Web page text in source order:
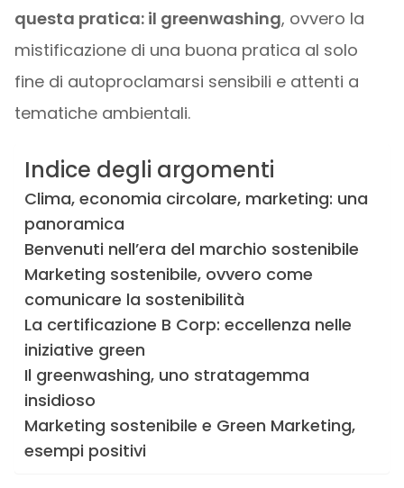
questa pratica: il greenwashing, ovvero la
mistificazione di una buona pratica al solo
fine di autoproclamarsi sensibili e attenti a
tematiche ambientali.
Indice degli argomenti
Clima, economia circolare, marketing: una
panoramica
Benvenuti nell’era del marchio sostenibile
Marketing sostenibile, ovvero come
comunicare la sostenibilità
La certificazione B Corp: eccellenza nelle
iniziative green
Il greenwashing, uno stratagemma
insidioso
Marketing sostenibile e Green Marketing,
esempi positivi